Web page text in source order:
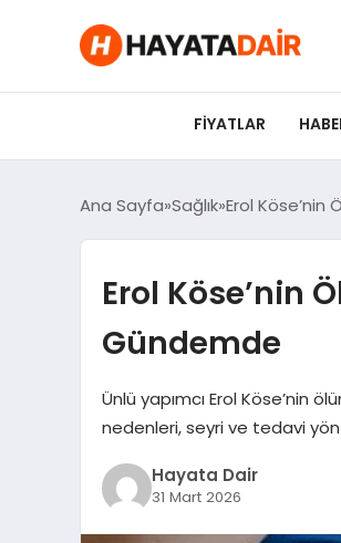
FIYATLAR
Ana Sayfa Sağlık Erol Köse’nin
Erol Köse’nin
Gündemde
Ünlü yapımcı Erol Köse’nin
nedenleri, seyri ve tedavi
Hayata Dair
31 Mart 2026